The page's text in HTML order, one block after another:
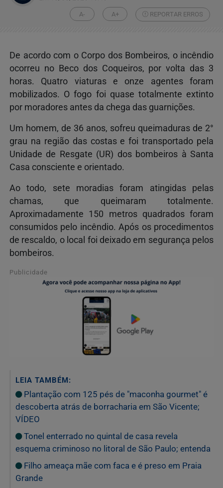
A- A+ REPORTAR ERROS
De acordo com o Corpo dos Bombeiros, o incêndio
ocorreu no Beco dos Coqueiros, por volta das 3
horas. Quatro viaturas e onze agentes foram
mobilizados. O fogo foi quase totalmente extinto
por moradores antes da chega das guarnições.
Um homem, de 36 anos, sofreu queimaduras de 2°
grau na região das costas e foi transportado pela
Unidade de Resgate (UR) dos bombeiros à Santa
Casa consciente e orientado.
Ao todo, sete moradias foram atingidas pelas
chamas, que queimaram totalmente.
Aproximadamente 150 metros quadrados foram
consumidos pelo incêndio. Após os procedimentos
de rescaldo, o local foi deixado em segurança pelos
bombeiros.
Publicidade
LEIA TAMBÉM:
Plantação com 125 pés de "maconha gourmet" é
descoberta atrás de borracharia em São Vicente;
VÍDEO
Tonel enterrado no quintal de casa revela
esquema criminoso no litoral de São Paulo; entenda
Filho ameaça mãe com faca e é preso em Praia
Grande